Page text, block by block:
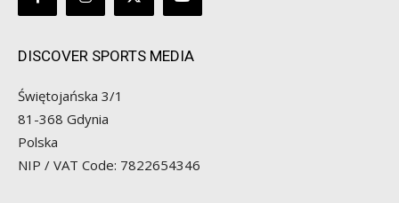
DISCOVER SPORTS MEDIA
Świętojańska 3/1
81-368 Gdynia
Polska
NIP / VAT Code: 7822654346